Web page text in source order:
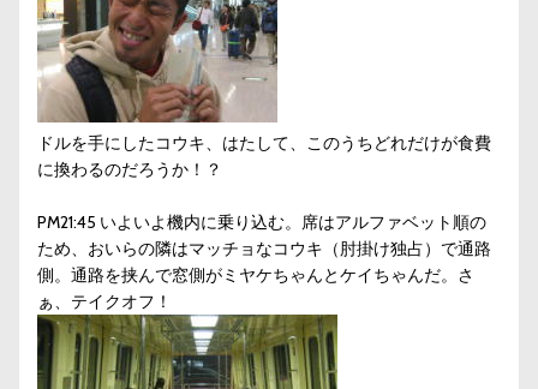
ドルを手にしたコウキ、はたして、このうちどれだけが食費
に換わるのだろうか！？
PM21:45 いよいよ機内に乗り込む。席はアルファベット順の
ため、おいらの隣はマッチョなコウキ（肘掛け独占）で通路
側。通路を挟んで窓側がミヤケちゃんとケイちゃんだ。さ
ぁ、テイクオフ！